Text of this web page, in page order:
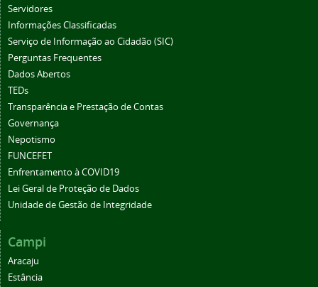
Servidores
Informações Classificadas
Serviço de Informação ao Cidadão (SIC)
Perguntas Frequentes
Dados Abertos
TEDs
Transparência e Prestação de Contas
Governança
Nepotismo
FUNCEFET
Enfrentamento à COVID19
Lei Geral de Proteção de Dados
Unidade de Gestão de Integridade
Campi
Aracaju
Estância